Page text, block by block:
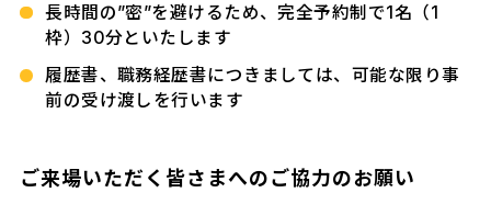
長時間の”密”を避けるため、完全予約制で1名（1
枠）30分といたします
履歴書、職務経歴書につきましては、可能な限り事
前の受け渡しを行います
ご来場いただく皆さまへのご協力のお願い